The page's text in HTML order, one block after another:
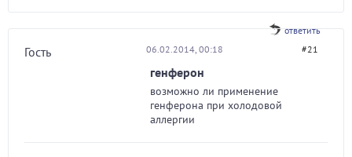
ответить
Гость 06.02.2014, 00:18 #21
генферон
возможно ли применение
генферона при холодовой
аллергии